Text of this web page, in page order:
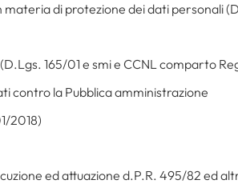
di protezione dei dati personali
165/01 e smi e CCNL comparto
contro la Pubblica amministrazione
2018)
ed attuazione d.P.R. 495/82 ed